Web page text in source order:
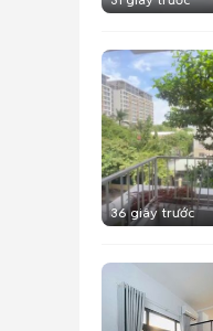
36 giây trước